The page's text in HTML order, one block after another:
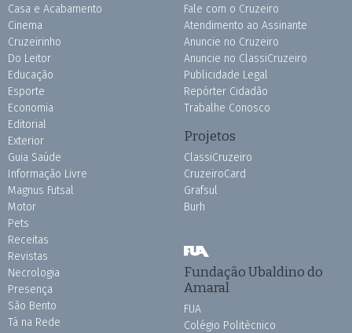
Casa e Acabamento
Cinema
Cruzeirinho
Do Leitor
Educação
Esporte
Economia
Editorial
Exterior
Guia Saúde
Informação Livre
Magnus Futsal
Motor
Pets
Receitas
Revistas
Necrologia
Presença
São Bento
Tá na Rede
Fale com o Cruzeiro
Atendimento ao Assinante
Anuncie no Cruzeiro
Anuncie no ClassiCruzeiro
Publicidade Legal
Repórter Cidadão
Trabalhe Conosco
Projetos
ClassiCruzeiro
CruzeiroCard
Grafsul
Burh
Fundação Ubaldino do
Amaral
FUA
Colégio Politécnico